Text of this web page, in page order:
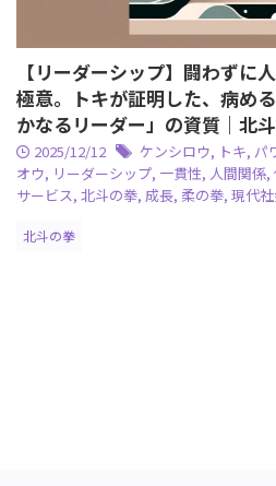
【リーダーシップ】闘わずに
極意。トキが証明した、病め
かなるリーダー」の資質｜北
2025/12/12 ケンシロウ, トキ, パ
オウ, リーダーシップ, 一貫性, 人間関係,
サービス, 北斗の拳, 成長, 柔の拳, 現代
北斗の拳